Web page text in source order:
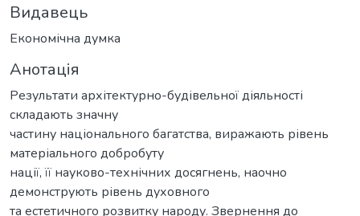
Видавець
Економічна думка
Анотація
Результати архітектурно-будівельної діяльності
складають значну
частину національного багатства, виражають рівень
матеріального добробуту
нації, її науково-технічних досягнень, наочно
демонструють рівень духовного
та естетичного розвитку народу. Звернення до